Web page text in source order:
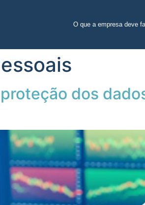
O que a empresa deve
dos